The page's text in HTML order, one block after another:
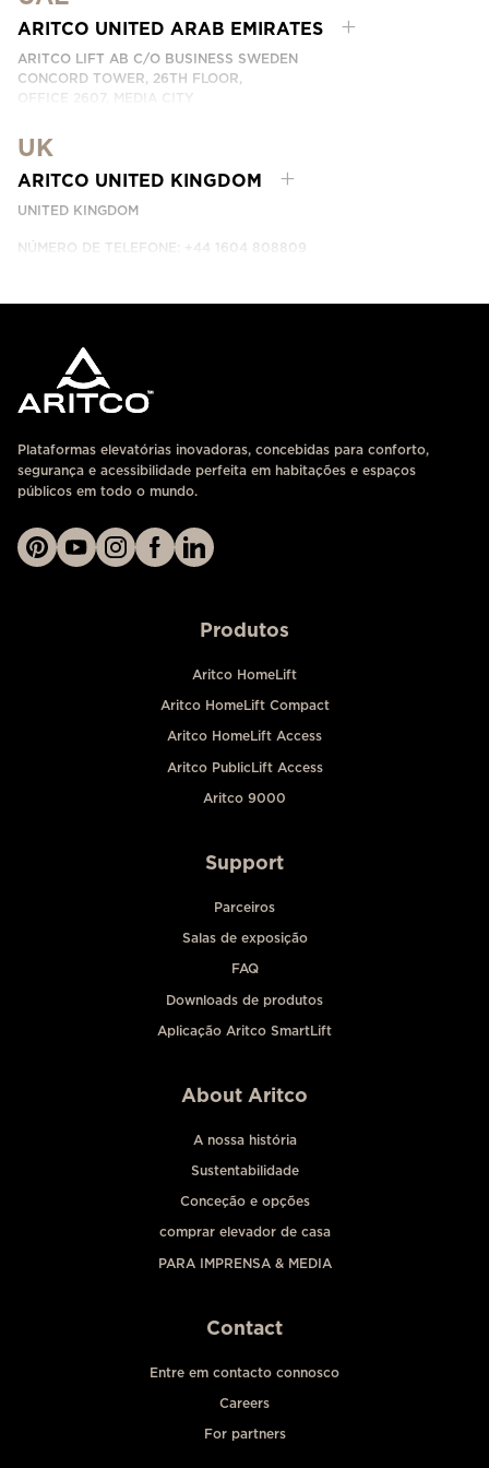
ENTRE EM CONTACTO CONNOSCO
ARITCO UNITED ARAB EMIRATES
ARITCO LIFT AB C/O BUSINESS SWEDEN
CONCORD TOWER, 26TH FLOOR,
OFFICE 2607, MEDIA CITY
ENTRE EM CONTACTO CONNOSCO
UK
ARITCO UNITED KINGDOM
UNITED KINGDOM
NÚMERO DE TELEFONE: +44 1604 808809
Plataformas elevatórias inovadoras, concebidas para conforto,
segurança e acessibilidade perfeita em habitações e espaços
públicos em todo o mundo.
Produtos
Aritco HomeLift
Aritco HomeLift Compact
Aritco HomeLift Access
Aritco PublicLift Access
Aritco 9000
Support
Parceiros
Salas de exposição
FAQ
Downloads de produtos
Aplicação Aritco SmartLift
About Aritco
A nossa história
Sustentabilidade
Conceção e opções
comprar elevador de casa
PARA IMPRENSA & MEDIA
Contact
Entre em contacto connosco
Careers
For partners